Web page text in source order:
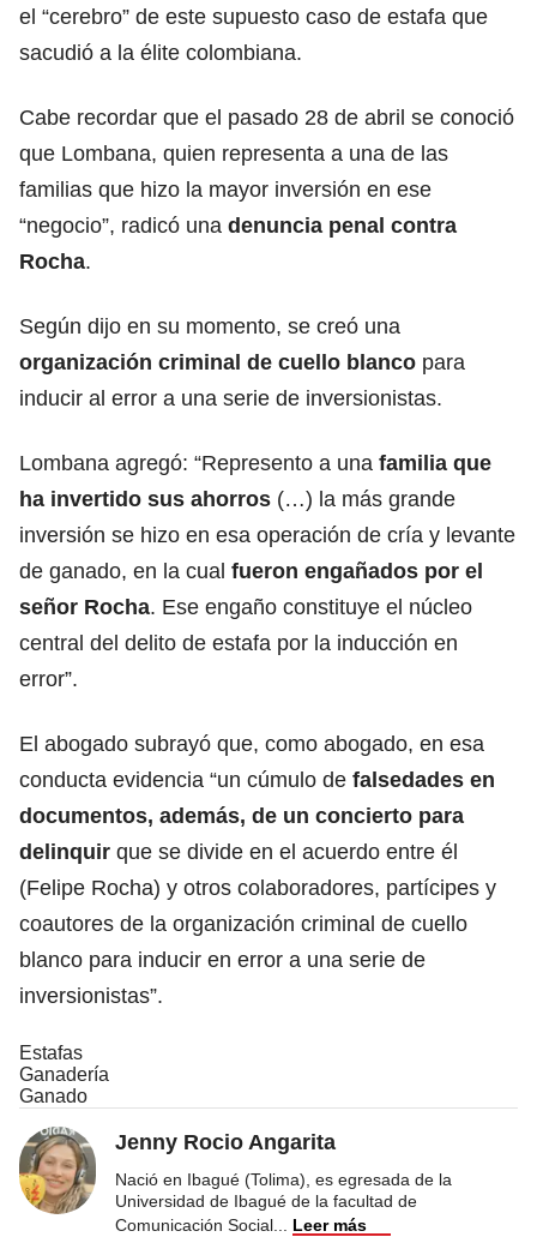
el “cerebro” de este supuesto caso de estafa que
sacudió a la élite colombiana.
Cabe recordar que el pasado 28 de abril se conoció
que Lombana, quien representa a una de las
familias que hizo la mayor inversión en ese
“negocio”, radicó una denuncia penal contra
Rocha.
Según dijo en su momento, se creó una
organización criminal de cuello blanco para
inducir al error a una serie de inversionistas.
Lombana agregó: “Represento a una familia que
ha invertido sus ahorros (…) la más grande
inversión se hizo en esa operación de cría y levante
de ganado, en la cual fueron engañados por el
señor Rocha. Ese engaño constituye el núcleo
central del delito de estafa por la inducción en
error”.
El abogado subrayó que, como abogado, en esa
conducta evidencia “un cúmulo de falsedades en
documentos, además, de un concierto para
delinquir que se divide en el acuerdo entre él
(Felipe Rocha) y otros colaboradores, partícipes y
coautores de la organización criminal de cuello
blanco para inducir en error a una serie de
inversionistas”.
Estafas
Ganadería
Ganado
Jenny Rocio Angarita
Nació en Ibagué (Tolima), es egresada de la
Universidad de Ibagué de la facultad de
Comunicación Social
Leer más